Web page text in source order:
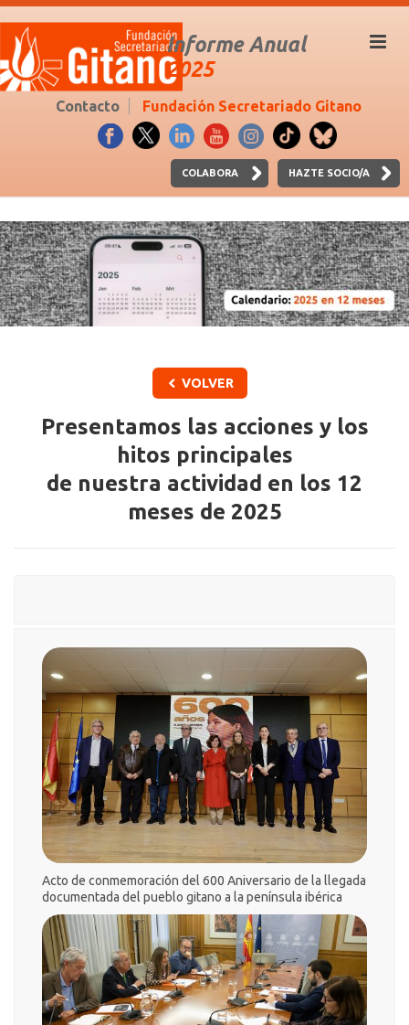
Informe Anual
2025
Contacto Fundación Secretariado Gitano
COLABORA HAZTE SOCIO/A
VOLVER
Presentamos las acciones y los
hitos principales
de nuestra actividad en los 12
meses de 2025
Acto de conmemoración del 600 Aniversario de la llegada
documentada del pueblo gitano a la península ibérica